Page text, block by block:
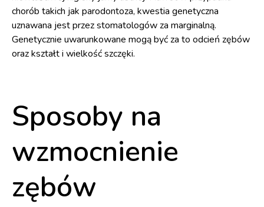
chorób takich jak parodontoza, kwestia genetyczna
uznawana jest przez stomatologów za marginalną.
Genetycznie uwarunkowane mogą być za to odcień zębów
oraz kształt i wielkość szczęki.
Sposoby na
wzmocnienie
zębów